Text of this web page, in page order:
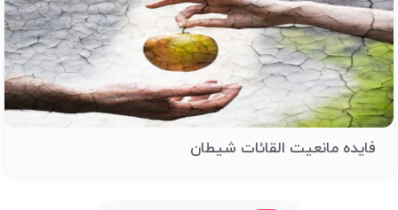
فایده مانعیت القائات شیطان